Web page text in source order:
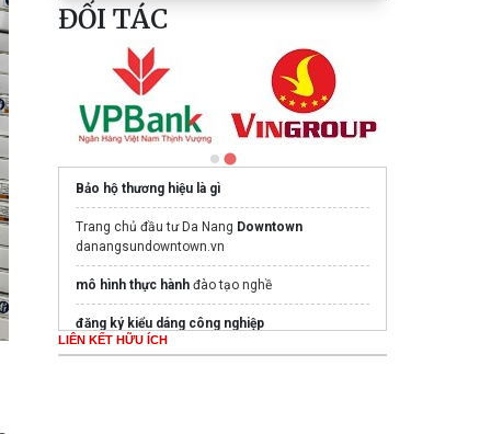
ĐỐI TÁC
Bảo hộ thương hiệu là gì
Trang chủ đầu tư Da Nang Downtown
danangsundowntown.vn
mô hình thực hành đào tạo nghề
đăng ký kiểu dáng công nghiệp
LIÊN KẾT HỮU ÍCH